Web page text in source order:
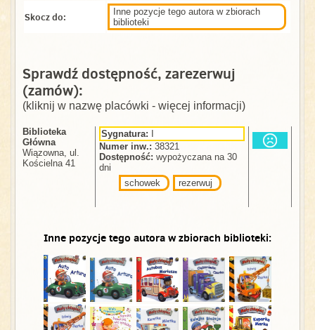
Skocz do:
Inne pozycje tego autora w zbiorach
biblioteki
Sprawdź dostępność, zarezerwuj
(zamów):
(kliknij w nazwę placówki - więcej informacji)
Biblioteka
Główna
Wiązowna, ul.
Kościelna 41
Sygnatura:
Numer inw.: 38321
Dostępność: wypożyczana na 30
dni
schowek
rezerwuj
Inne pozycje tego autora w zbiorach biblioteki: